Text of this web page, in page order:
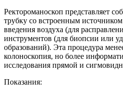
Ректороманоскоп представляет
трубку со встроенным
введения воздуха (для
инструментов (для биопсии или
образований). Эта процедура
колоноскопия, но более
исследования прямой и
Показания: